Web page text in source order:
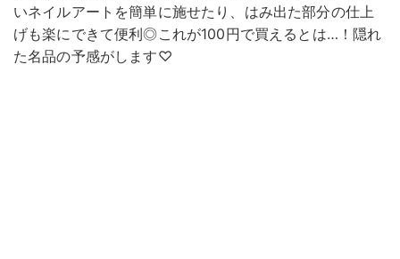
いネイルアートを簡単に施せたり、はみ出た部分の仕上
げも楽にできて便利◎これが100円で買えるとは…！隠れ
た名品の予感がします♡